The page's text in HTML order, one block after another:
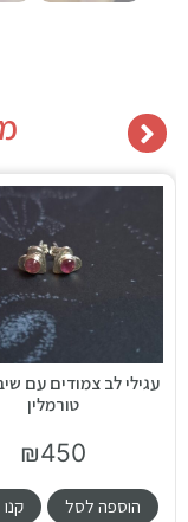
עגילי לב צמודים עם
טורמלין
₪450
הוספה לסל